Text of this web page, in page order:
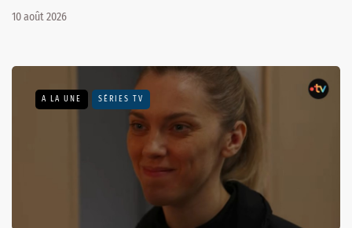
10 août 2026
A LA UNE SÉRIES TV